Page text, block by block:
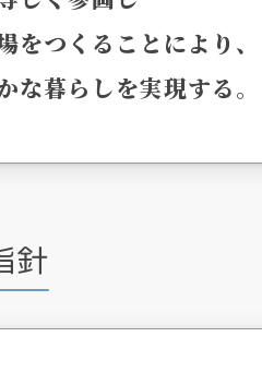
つくることにより、
暮らしを実現する。
針